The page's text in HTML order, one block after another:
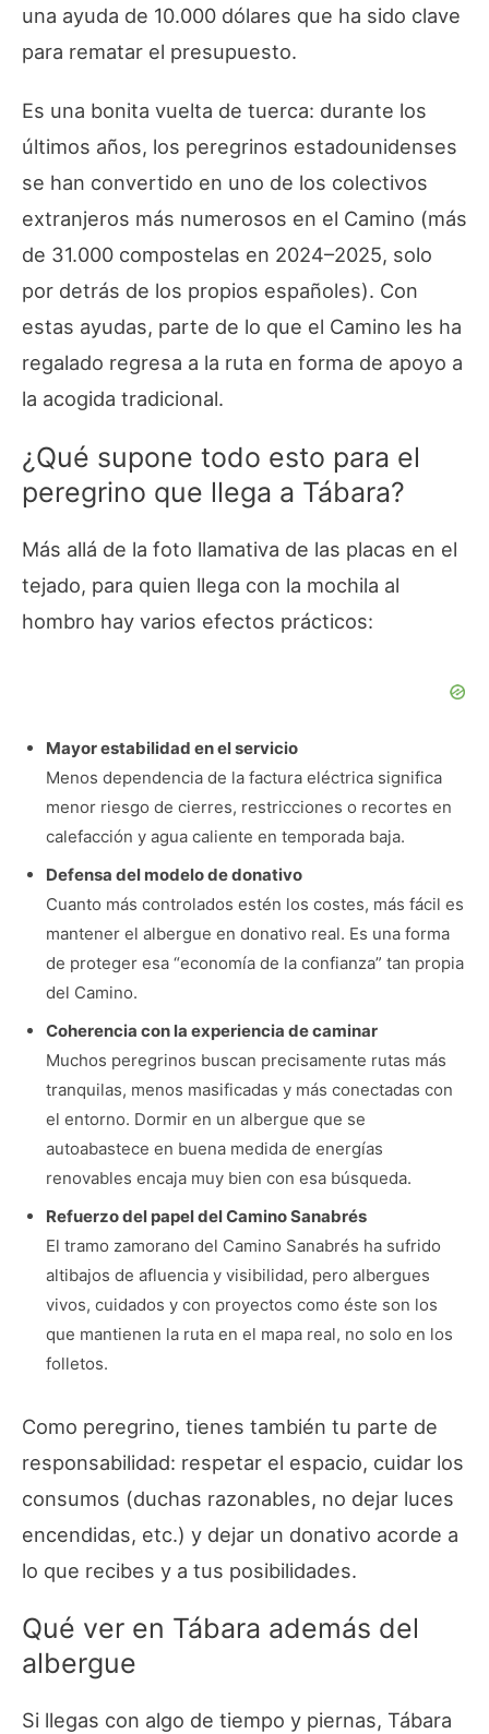
una ayuda de 10.000 dólares que ha sido clave
para rematar el presupuesto.
Es una bonita vuelta de tuerca: durante los
últimos años, los peregrinos estadounidenses
se han convertido en uno de los colectivos
extranjeros más numerosos en el Camino (más
de 31.000 compostelas en 2024–2025, solo
por detrás de los propios españoles). Con
estas ayudas, parte de lo que el Camino les ha
regalado regresa a la ruta en forma de apoyo a
la acogida tradicional.
¿Qué supone todo esto para el
peregrino que llega a Tábara?
Más allá de la foto llamativa de las placas en el
tejado, para quien llega con la mochila al
hombro hay varios efectos prácticos:
Mayor estabilidad en el servicio
Menos dependencia de la factura eléctrica significa
menor riesgo de cierres, restricciones o recortes en
calefacción y agua caliente en temporada baja.
Defensa del modelo de donativo
Cuanto más controlados estén los costes, más fácil es
mantener el albergue en donativo real. Es una forma
de proteger esa “economía de la confianza” tan propia
del Camino.
Coherencia con la experiencia de caminar
Muchos peregrinos buscan precisamente rutas más
tranquilas, menos masificadas y más conectadas con
el entorno. Dormir en un albergue que se
autoabastece en buena medida de energías
renovables encaja muy bien con esa búsqueda.
Refuerzo del papel del Camino Sanabrés
El tramo zamorano del Camino Sanabrés ha sufrido
altibajos de afluencia y visibilidad, pero albergues
vivos, cuidados y con proyectos como éste son los
que mantienen la ruta en el mapa real, no solo en los
folletos.
Como peregrino, tienes también tu parte de
responsabilidad: respetar el espacio, cuidar los
consumos (duchas razonables, no dejar luces
encendidas, etc.) y dejar un donativo acorde a
lo que recibes y a tus posibilidades.
Qué ver en Tábara además del
albergue
Si llegas con algo de tiempo y piernas, Tábara